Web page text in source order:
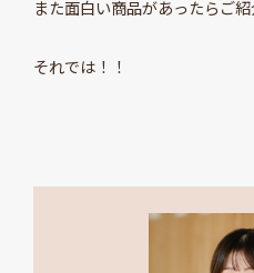
また面白い商品があったらご
それでは！！